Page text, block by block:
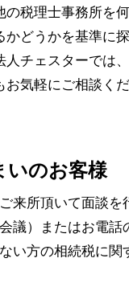
の税理士事務所を
かどうかを基準に
人チェスターでは
お気軽にご相談くだ
のお客様
来所頂いて面談
議）またはお電
い方の相続税に